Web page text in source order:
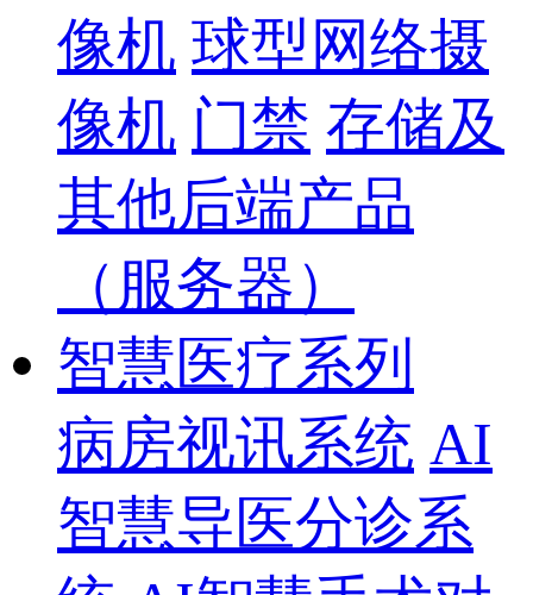
像机 球型网络摄
像机 门禁 存储及
其他后端产品
（服务器）
智慧医疗系列
病房视讯系统 AI
智慧导医分诊系